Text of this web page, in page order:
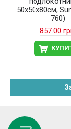
50х50х80см,
760)
857.00